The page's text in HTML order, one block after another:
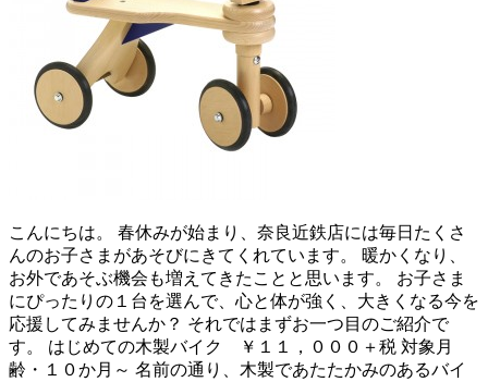
こんにちは。 春休みが始まり、奈良近鉄店には毎日たくさ
んのお子さまがあそびにきてくれています。 暖かくなり、
お外であそぶ機会も増えてきたことと思います。 お子さま
にぴったりの１台を選んで、心と体が強く、大きくなる今を
応援してみませんか？ それではまずお一つ目のご紹介で
す。 はじめての木製バイク ￥１１，０００＋税 対象月
齢・１０か月～ 名前の通り、木製であたたかみのあるバイ